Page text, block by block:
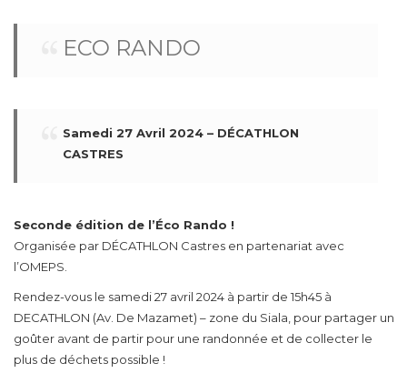
ECO RANDO
Samedi 27 Avril 2024 – DÉCATHLON
CASTRES
Seconde édition de l’Éco Rando !
Organisée par DÉCATHLON Castres en partenariat avec
l’OMEPS.
Rendez-vous le samedi 27 avril 2024 à partir de 15h45 à
DECATHLON (Av. De Mazamet) – zone du Siala, pour partager un
goûter avant de partir pour une randonnée et de collecter le
plus de déchets possible !